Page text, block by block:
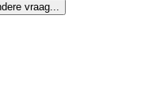
vraag...